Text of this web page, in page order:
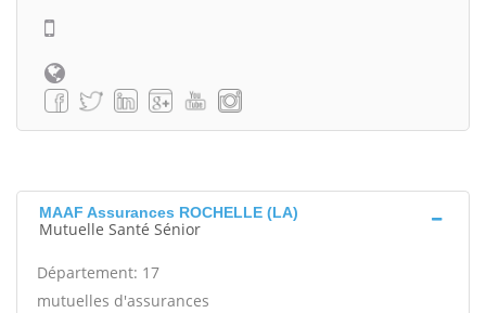
MAAF Assurances ROCHELLE (LA)
Mutuelle Santé Sénior
Département: 17
mutuelles d'assurances